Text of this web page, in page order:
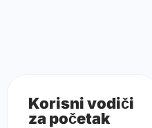
Korisni vodiči
za početak